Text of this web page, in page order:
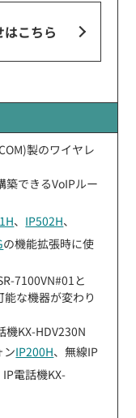
はこちら
製のワイヤレ
築できるVoIPルー
、 IP502H、
の機能拡張時に使
7100VN#01と
な機器が変わり
機KX-HDV230N
ンIP200H、無線IP
電話機KX-